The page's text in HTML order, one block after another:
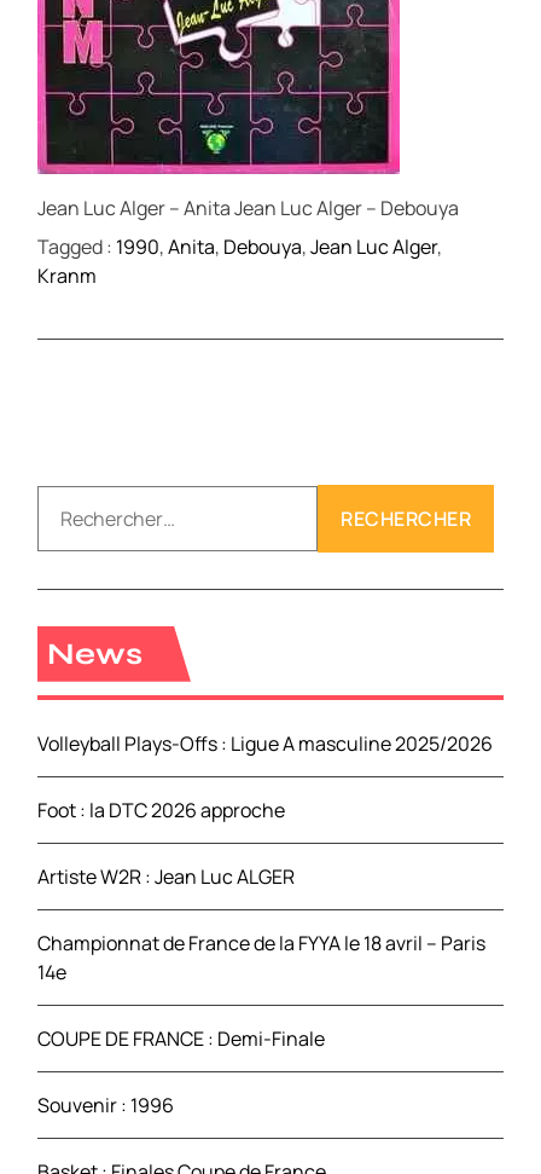
Jean Luc Alger – Anita Jean Luc Alger – Debouya
Tagged : 1990,Anita, Debouya,Jean Luc Alger,
Kranm
c
h
h
e
r
:
News
Volleyball Plays-Offs : Ligue A masculine 2025/2026
Foot : la DTC 2026 approche
Artiste W2R : Jean Luc ALGER
Championnat de France de la FYYA le 18 avril – Paris
14e
COUPE DE FRANCE : Demi-Finale
Souvenir : 1996